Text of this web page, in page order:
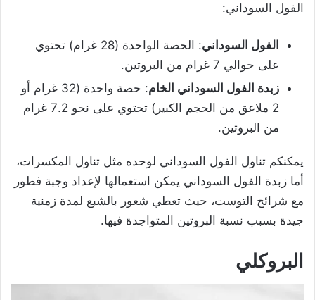
الفول السوداني:
الفول السوداني
: الحصة الواحدة (28 غرام) تحتوي
على حوالي 7 غرام من البروتين.
زبدة الفول السوداني الخام
: حصة واحدة (32 غرام أو
2 ملاعق من الحجم الكبير) تحتوي على نحو 7.2 غرام
من البروتين.
يمكنكم تناول الفول السوداني لوحده مثل تناول المكسرات،
أما زبدة الفول السوداني يمكن استعمالها لإعداد وجبة فطور
مع شرائح التوست، حيث تعطي شعور بالشبع لمدة زمنية
جيدة بسبب نسبة البروتين المتواجدة فيها.
البروكلي